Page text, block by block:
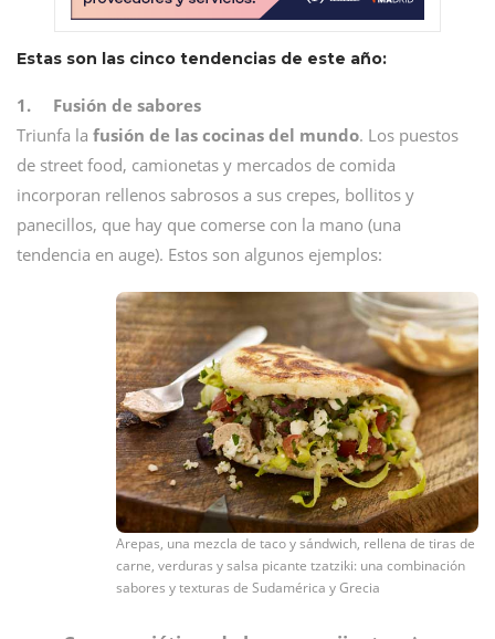
Estas son las cinco tendencias de este año:
1. Fusión de sabores
Triunfa la fusión de las cocinas del mundo. Los puestos
de street food, camionetas y mercados de comida
incorporan rellenos sabrosos a sus crepes, bollitos y
panecillos, que hay que comerse con la mano (una
tendencia en auge). Estos son algunos ejemplos:
Arepas, una mezcla de taco y sándwich, rellena de tiras de
carne, verduras y salsa picante tzatziki: una combinación
sabores y texturas de Sudamérica y Grecia